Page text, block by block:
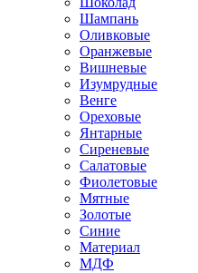
Шампань
Оливковые
Оранжевые
Вишневые
Изумрудные
Венге
Ореховые
Янтарные
Сиреневые
Салатовые
Фиолетовые
Мятные
Золотые
Синие
Материал
МДФ